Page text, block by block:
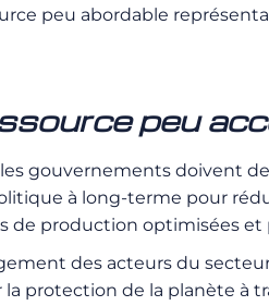
peu abordable
peu
gouvernements doivent
à long-terme pour
production optimisées
des acteurs du
la protection de la planète à